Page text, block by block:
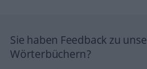
Sie haben Feedback zu
Wörterbüchern?